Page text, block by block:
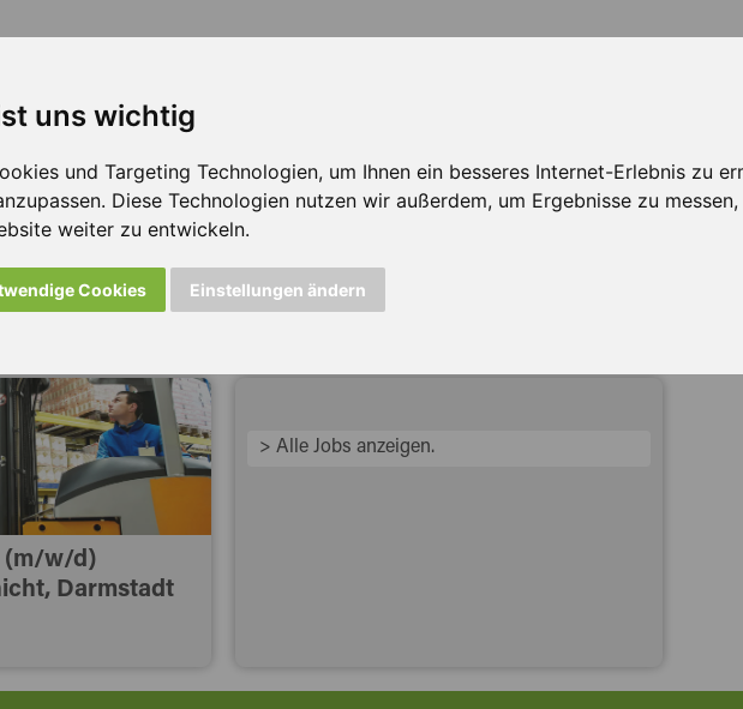
uns wichtig
und Targeting Technologien, um Ihnen ein besseres Internet-Erlebnis zu
Diese Technologien nutzen wir außerdem, um Ergebnisse zu
weiter zu entwickeln.
Cookies Einstellungen ändern
leider nicht mehr verfügbar ...
etwas dabei:
(m/w/d)
Darmstadt
> Alle Jobs anzeigen.